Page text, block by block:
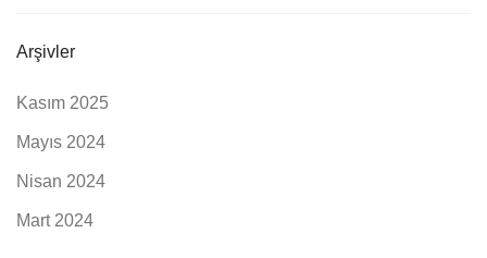
Arşivler
Kasım 2025
Mayıs 2024
Nisan 2024
Mart 2024